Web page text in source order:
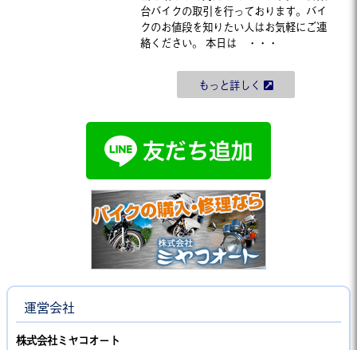
台バイクの取引を行っております。バイ
クのお値段を知りたい人はお気軽にご連
絡ください。 本日は ・・・
もっと詳しく
運営会社
株式会社ミヤコオート